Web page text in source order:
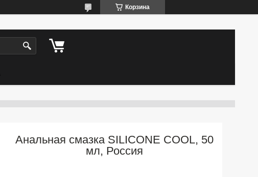
Корзина
Анальная смазка SILICONE COOL, 50
мл, Россия